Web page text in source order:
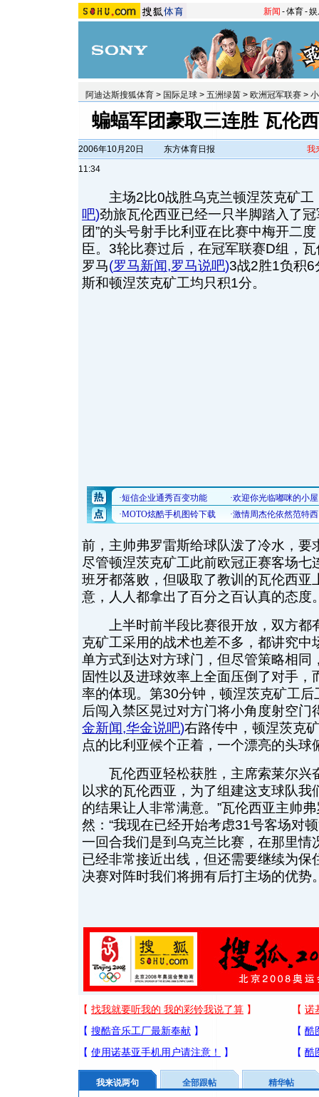
新闻 -体育-
阿迪达斯搜狐体育 > 国际足球 > 五洲绿茵 > 欧洲冠军联赛 >
蝙蝠军团豪取三连胜 瓦伦
2006年10月20日
11:34
东方体育日报 我
主场2比0战胜乌克兰顿涅茨克矿工
吧)劲旅瓦伦西亚已经一只半脚踏入了
团”的头号射手比利亚在比赛中梅开二
臣。3轮比赛过后，在冠军联赛D组，
罗马(罗马新闻,罗马说吧)3战2胜1负积6
斯和顿涅茨克矿工均只积1分。
前，主帅弗罗雷斯给球队泼了冷水，要
尽管顿涅茨克矿工此前欧冠正赛客场七
班牙都落败，但吸取了教训的瓦伦西亚
意，人人都拿出了百分之百认真的态度
上半时前半段比赛很开放，双方都
克矿工采用的战术也差不多，都讲究中
单方式到达对方球门，但尽管策略相同
固性以及进球效率上全面压倒了对手，
率的体现。第30分钟，顿涅茨克矿工
后闯入禁区晃过对方门将小角度射空门
金新闻,华金说吧)右路传中，顿涅茨克
点的比利亚候个正着，一个漂亮的头球
瓦伦西亚轻松获胜，主席索莱尔兴
以求的瓦伦西亚，为了组建这支球队我
的结果让人非常满意。”瓦伦西亚主帅
然：“我现在已经开始考虑31号客场对
一回合我们是到乌克兰比赛，在那里情
已经非常接近出线，但还需要继续为保
决赛对阵时我们将拥有后打主场的优势
我来说两句 全部跟帖
精华帖